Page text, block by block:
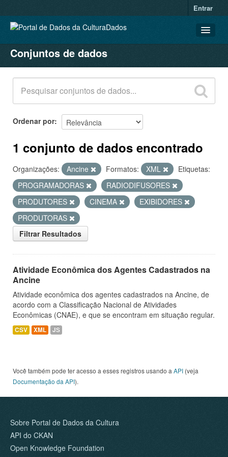
Entrar
CONJUNTOS DE DADOS
ORGANIZAÇÕES
GRUPOS
SOBRE
Conjuntos de dados
Ordenar por
1 conjunto de dados encontrado
Organizações: Ancine Formatos: XML
Etiquetas:
PROGRAMADORAS
RADIODIFUSORES
PRODUTORES
CINEMA
EXIBIDORES
PRODUTORAS
Filtrar Resultados
Atividade Econômica dos Agentes Cadastrados na
Ancine
Atividade econômica dos agentes cadastrados na Ancine, de
acordo com a Classificação Nacional de Atividades
Econômicas (CNAE), e que se encontram em situação regular.
CSV XML JS
Você também pode ter acesso a esses registros usando a API (veja
Documentação da API).
Sobre Portal de Dados da Cultura
API do CKAN
Open Knowledge Foundation